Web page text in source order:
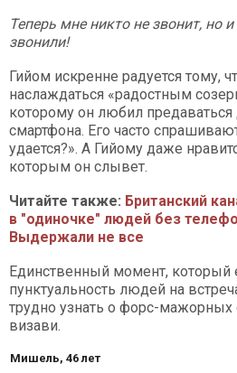
Теперь мне никто не звонит, но
звонили!
Гийом искренне радуется тому,
наслаждаться «радостным
которому он любил предаваться
смартфона. Его часто
удается?». А Гийому даже
которым он слывет.
Читайте также: Британский
в "одиночке" людей без
Выдержали не все
Единственный момент, который
пунктуальность людей на
трудно узнать о форс-мажорных
визави.
Мишель, 46 лет